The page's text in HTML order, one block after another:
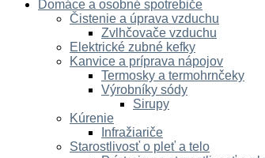
Domáce a osobné spotrebiče
Čistenie a úprava vzduchu
Zvlhčovače vzduchu
Elektrické zubné kefky
Kanvice a príprava nápojov
Termosky a termohrnčeky
Výrobníky sódy
Sirupy
Kúrenie
Infražiariče
Starostlivosť o pleť a telo